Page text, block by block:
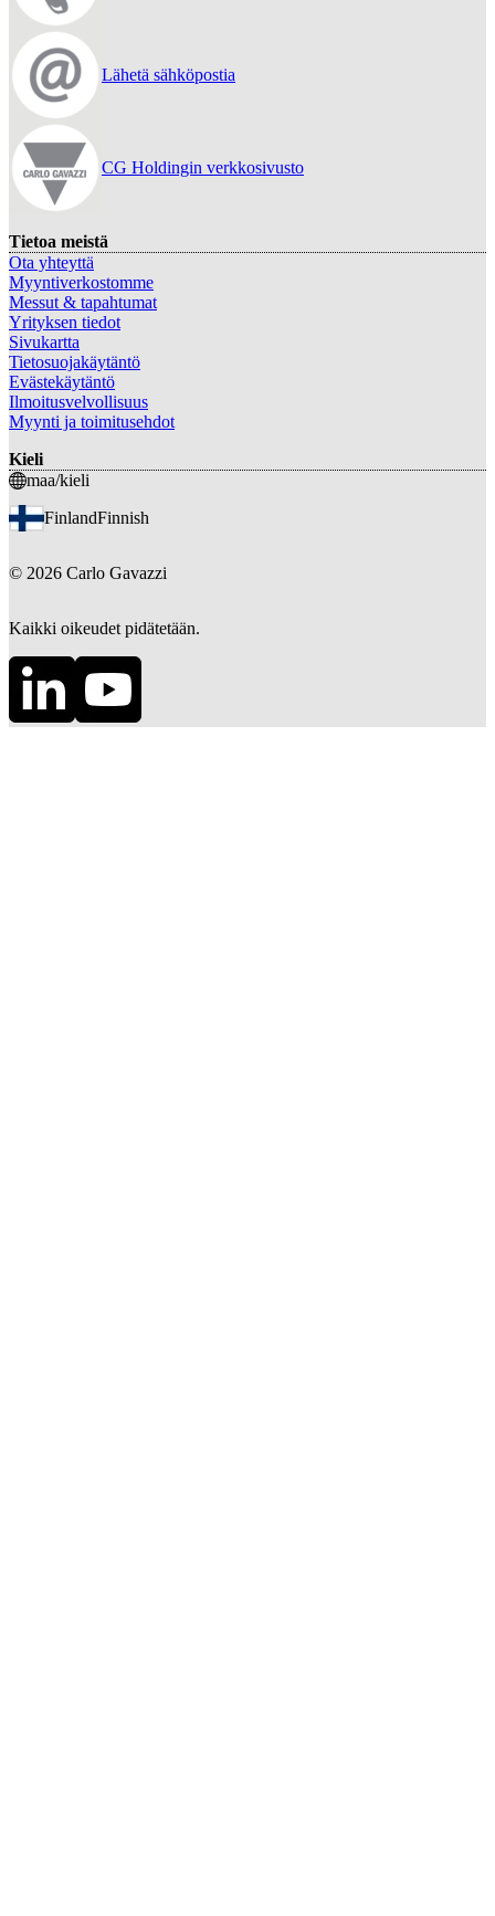
Lähetä sähköpostia
CG Holdingin verkkosivusto
Tietoa meistä
Ota yhteyttä
Myyntiverkostomme
Messut & tapahtumat
Yrityksen tiedot
Sivukartta
Tietosuojakäytäntö
Evästekäytäntö
Ilmoitusvelvollisuus
Myynti ja toimitusehdot
Kieli
maa/kieli
FinlandFinnish
© 2026 Carlo Gavazzi
Kaikki oikeudet pidätetään.